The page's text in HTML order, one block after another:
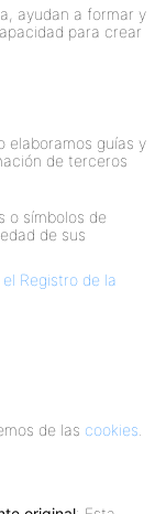
ayudan a formar y
para crear
elaboramos guías y
de terceros
o símbolos de
de sus
Registro de la
de las cookies